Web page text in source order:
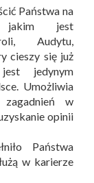
Państwa na
jakim jest
Audytu,
cieszy się już
jedynym
Umożliwia
zagadnień w
opinii
Państwa
w karierze